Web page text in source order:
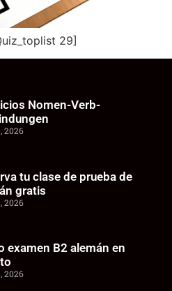
29]
Nomen-Verb-
2026
tu clase de prueba de
gratis
2026
examen B2 alemán en
2026